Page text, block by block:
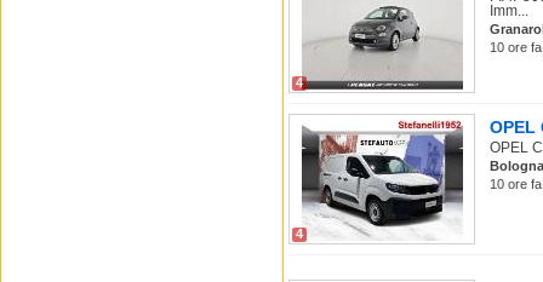
4
Imm...
10 ore
4
OPEL
OPEL
Bologna
10 ore